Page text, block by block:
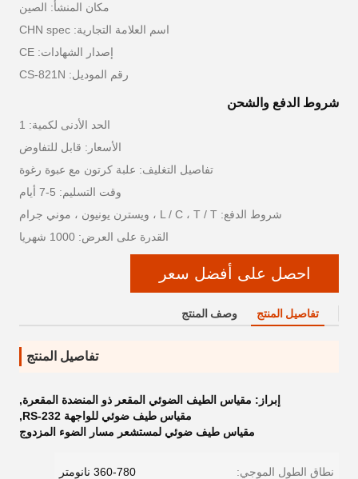
مكان المنشأ: الصين
اسم العلامة التجارية: CHN spec
إصدار الشهادات: CE
رقم الموديل: CS-821N
شروط الدفع والشحن
الحد الأدنى لكمية: 1
الأسعار: قابل للتفاوض
تفاصيل التغليف: علبة كرتون مع عبوة رغوة
وقت التسليم: 5-7 أيام
شروط الدفع: L / C ، T / T ، ويسترن يونيون ، موني جرام
القدرة على العرض: 1000 شهريا
احصل على أفضل سعر
تفاصيل المنتج وصف المنتج
تفاصيل المنتج
إبراز: مقياس الطيف الضوئي المقعر ذو المنضدة المقعرة,
مقياس طيف ضوئي للواجهة RS-232
,
مقياس طيف ضوئي لمستشعر مسار الضوء المزدوج
نطاق الطول الموجي: 360-780 نانومتر